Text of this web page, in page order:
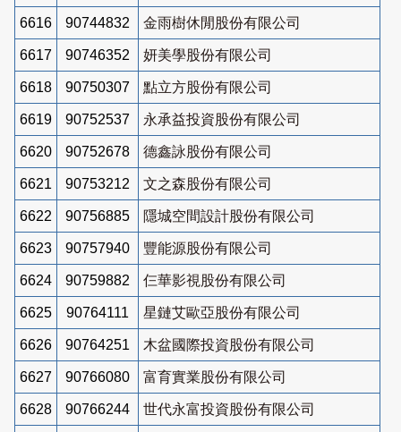
6616 90744832 金雨樹休閒股份有限公司
6617 90746352 妍美學股份有限公司
6618 90750307 點立方股份有限公司
6619 90752537 永承益投資股份有限公司
6620 90752678 德鑫詠股份有限公司
6621 90753212 文之森股份有限公司
6622 90756885 隱城空間設計股份有限公司
6623 90757940 豐能源股份有限公司
6624 90759882 仨華影視股份有限公司
6625 90764111 星鏈艾歐亞股份有限公司
6626 90764251 木盆國際投資股份有限公司
6627 90766080 富育實業股份有限公司
6628 90766244 世代永富投資股份有限公司